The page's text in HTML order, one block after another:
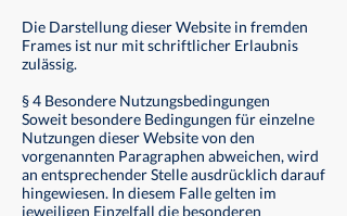
Die Darstellung dieser Website in fremden
Frames ist nur mit schriftlicher Erlaubnis
zulässig.
§ 4 Besondere Nutzungsbedingungen
Soweit besondere Bedingungen für einzelne
Nutzungen dieser Website von den
vorgenannten Paragraphen abweichen, wird
an entsprechender Stelle ausdrücklich darauf
hingewiesen. In diesem Falle gelten im
jeweiligen Einzelfall die besonderen